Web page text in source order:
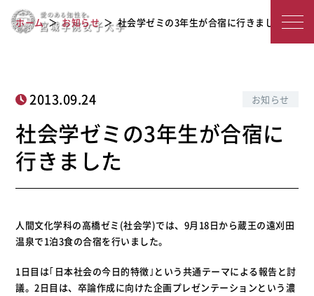
宮
女
大
社会学ゼミの3年生が合宿に行きました
ホーム お知らせ 社会学ゼミの3年生が合宿に行きました
2013.09.24 お知らせ
社会学ゼミの3年生が合宿に
行きました
人間文化学科の高橋ゼミ(社会学)では、9月18日から蔵王の遠刈田
温泉で1泊3食の合宿を行いました。
1日目は｢日本社会の今日的特徴｣という共通テーマによる報告と討
議。2日目は、卒論作成に向けた企画プレゼンテーションという濃